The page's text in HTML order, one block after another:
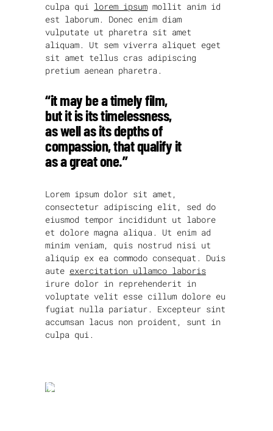
culpa qui lorem ipsum mollit anim id
est laborum. Donec enim diam
vulputate ut pharetra sit amet
aliquam. Ut sem viverra aliquet eget
sit amet tellus cras adipiscing
pretium aenean pharetra.
“it may be a timely film,
but it is its timelessness,
as well as its depths of
compassion, that qualify it
as a great one.”
Lorem ipsum dolor sit amet,
consectetur adipiscing elit, sed do
eiusmod tempor incididunt ut labore
et dolore magna aliqua. Ut enim ad
minim veniam, quis nostrud nisi ut
aliquip ex ea commodo consequat. Duis
aute exercitation ullamco laboris
irure dolor in reprehenderit in
voluptate velit esse cillum dolore eu
fugiat nulla pariatur. Excepteur sint
accumsan lacus non proident, sunt in
culpa qui.